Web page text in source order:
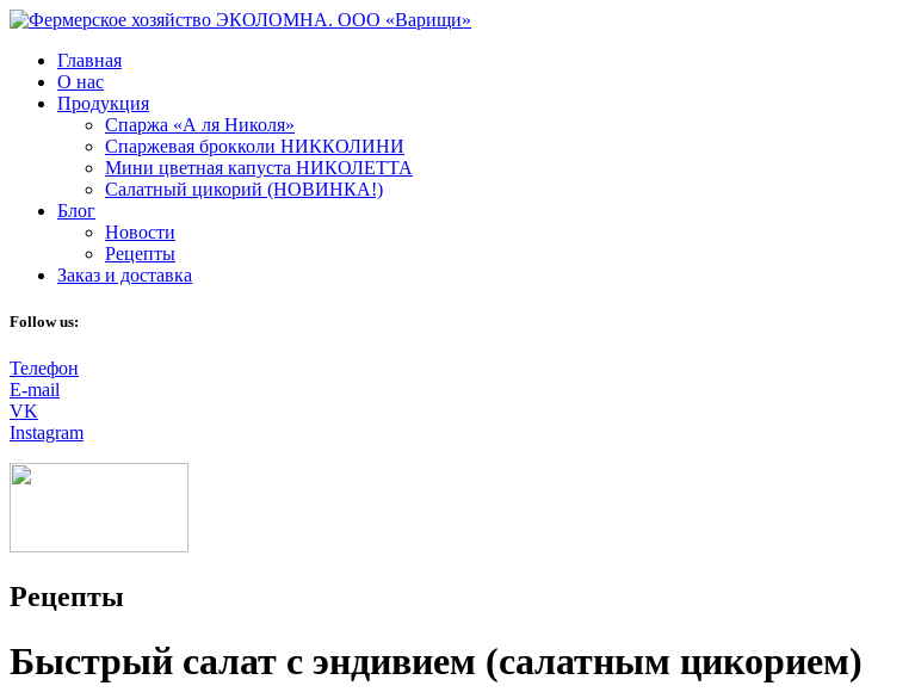
Главная
О нас
Продукция
Спаржа «А ля Николя»
Спаржевая брокколи НИККОЛИНИ
Мини цветная капуста НИКОЛЕТТА
Салатный цикорий (НОВИНКА!)
Блог
Новости
Рецепты
Заказ и доставка
Follow us:
Телефон
E-mail
VK
Instagram
Рецепты
Быстрый салат с эндивием (салатным цикорием)